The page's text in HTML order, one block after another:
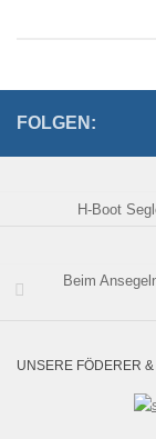
FOLGEN:
H-Boot
Beim
UNSERE FÖDERER